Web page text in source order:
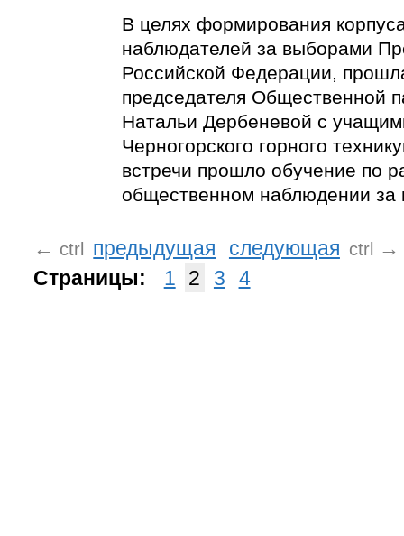
В целях формирования
наблюдателей за выборами
Российской Федерации,
председателя Общественной
Натальи Дербеневой с
Черногорского горного
встречи прошло обучение по
общественном наблюдении за
← ctrl предыдущая следующая ctrl
→
Страницы:
1 2 3 4